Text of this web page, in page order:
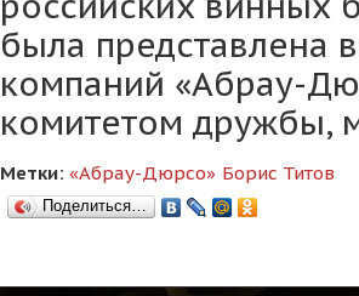
была представлена
компаний «Абрау-
комитетом дружбы,
Метки: «Абрау-Дюрсо» Борис Титов
Поделиться…